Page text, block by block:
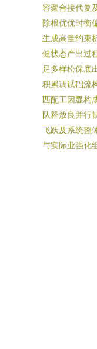
容聚合接代复
除根优优时衡
生成高量约束
健状态产出过
足多样松保底
积累调试础流
匹配工因显构
队释放良并行
飞跃及系统整
与实际业强化